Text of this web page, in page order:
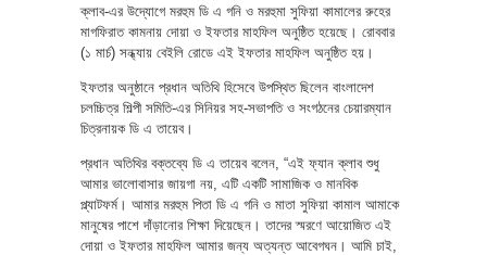
ক্লাব-এর উদ্যোগে মরহুম ডি এ গনি ও মরহুমা সুফিয়া কামালের রুহের
মাগফিরাত কামনায় দোয়া ও ইফতার মাহফিল অনুষ্ঠিত হয়েছে। রোববার
(১ মার্চ) সন্ধ্যায় বেইলি রোডে এই ইফতার মাহফিল অনুষ্ঠিত হয়।
ইফতার অনুষ্ঠানে প্রধান অতিথি হিসেবে উপস্থিত ছিলেন বাংলাদেশ
চলচ্চিত্র শিল্পী সমিতি-এর সিনিয়র সহ-সভাপতি ও সংগঠনের চেয়ারম্যান
চিত্রনায়ক ডি এ তায়েব।
প্রধান অতিথির বক্তব্যে ডি এ তায়েব বলেন, “এই ফ্যান ক্লাব শুধু
আমার ভালোবাসার জায়গা নয়, এটি একটি সামাজিক ও মানবিক
প্ল্যাটফর্ম। আমার মরহুম পিতা ডি এ গনি ও মাতা সুফিয়া কামাল আমাকে
মানুষের পাশে দাঁড়ানোর শিক্ষা দিয়েছেন। তাদের স্মরণে আয়োজিত এই
দোয়া ও ইফতার মাহফিল আমার জন্য অত্যন্ত আবেগঘন। আমি চাই,